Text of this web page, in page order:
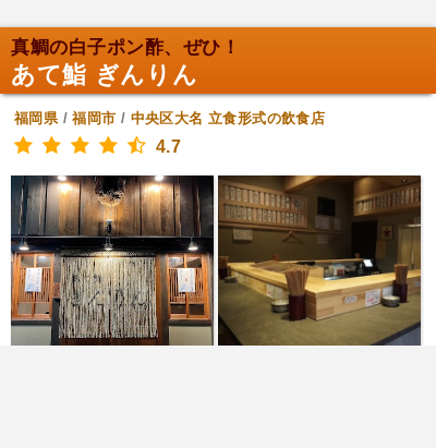
真鯛の白子ポン酢、ぜひ！
あて鮨 ぎんりん
福岡県/福岡市 / 中央区大名 立食形式の飲食店
4.7